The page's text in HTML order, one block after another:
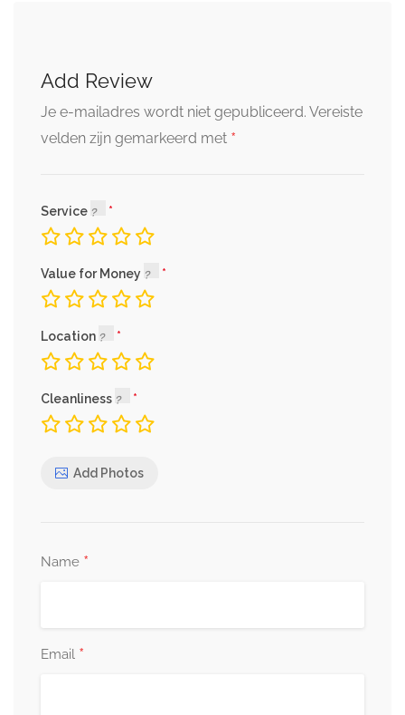
Add Review
Je e-mailadres wordt niet gepubliceerd. Vereiste
velden zijn gemarkeerd met *
Service
Value for Money
Location
Cleanliness
Add Photos
Name *
Email *